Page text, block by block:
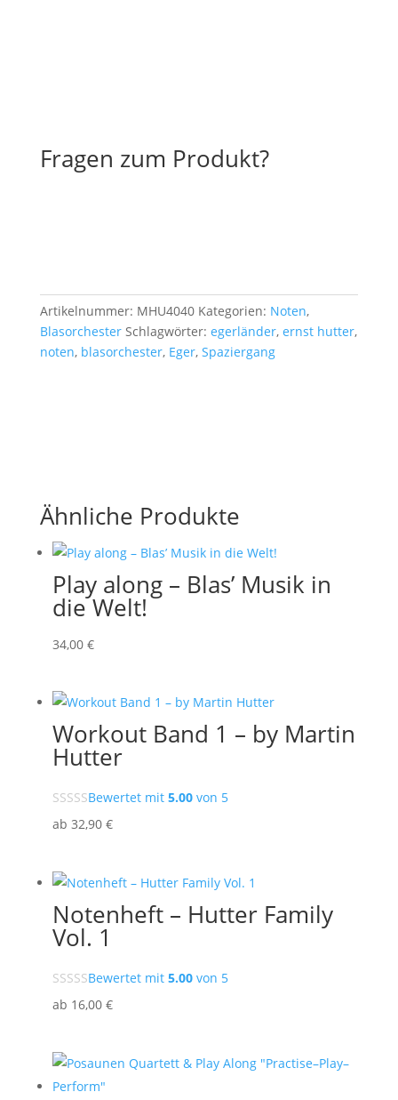
Fragen zum Produkt?
Artikelnummer: MHU4040 Kategorien: Noten,
Blasorchester Schlagwörter: egerländer, ernst hutter,
noten, blasorchester, Eger, Spaziergang
Ähnliche Produkte
Play along – Blas’ Musik in
die Welt!
34,00 €
Workout Band 1 – by Martin
Hutter
Bewertet mit 5.00von 5
ab 32,90 €
Notenheft – Hutter Family
Vol. 1
Bewertet mit 5.00von 5
ab 16,00 €